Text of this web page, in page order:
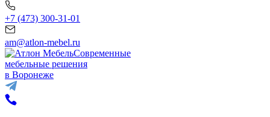
+7 (473) 300-31-01
am@atlon-mebel.ru
Современные
мебельные решения
в Воронеже